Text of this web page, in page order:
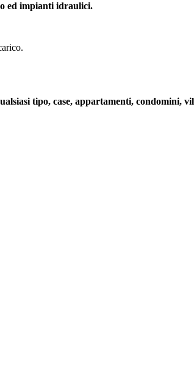
ed impianti idraulici.
tipo, case, appartamenti, condomini,